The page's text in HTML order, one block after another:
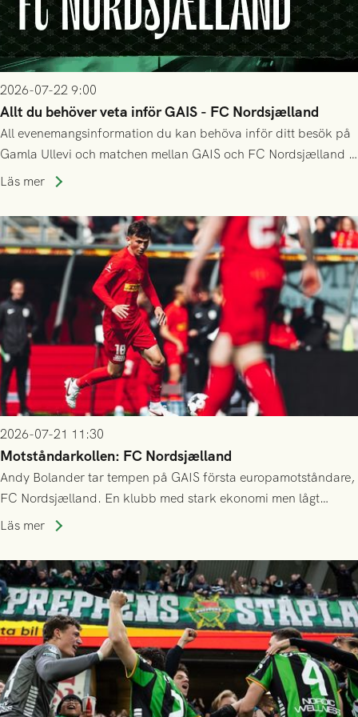
2026-07-22 9:00
Allt du behöver veta inför GAIS - FC Nordsjælland
All evenemangsinformation du kan behöva inför ditt besök på
Gamla Ullevi och matchen mellan GAIS och FC Nordsjælland i
kvalet till Conference League! Avspark kl 19.00 på torsdag
Läs mer
2026-07-21 11:30
Motståndarkollen: FC Nordsjælland
Andy Bolander tar tempen på GAIS första europamotståndare,
FC Nordsjælland. En klubb med stark ekonomi men lågt
publiksnitt, ett lag med både kollektiv styrka och individuell
Läs mer